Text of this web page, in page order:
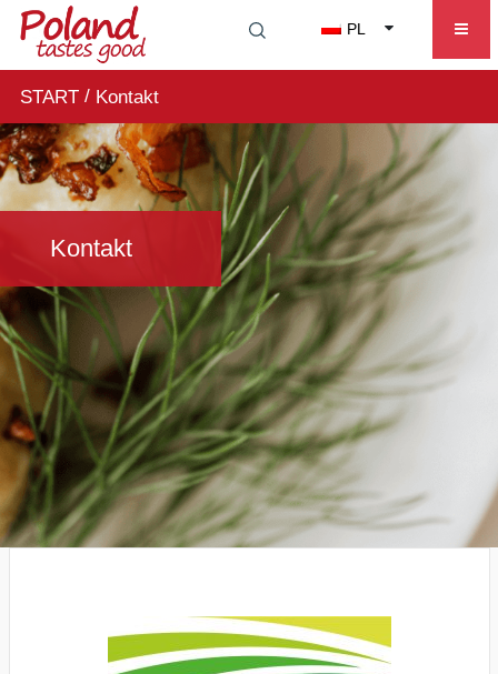
PL
START/ Kontakt
Kontakt